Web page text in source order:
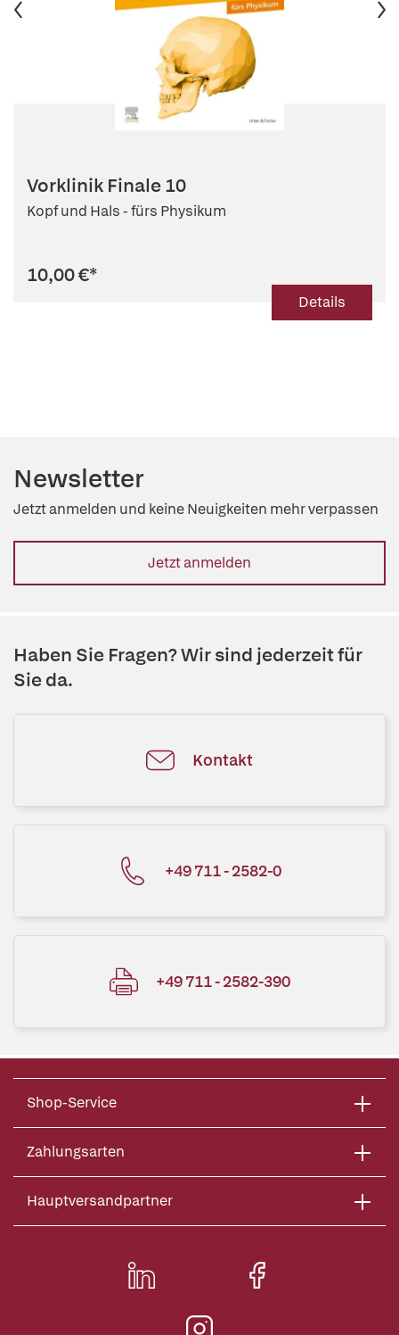
Vorklinik Finale 10
Kopf und Hals - fürs Physikum
10,00 €*
Details
Newsletter
Jetzt anmelden und keine Neuigkeiten mehr verpassen
Jetzt anmelden
Haben Sie Fragen? Wir sind jederzeit für
Sie da.
Kontakt
+49 711 - 2582-0
+49 711 - 2582-390
Shop-Service
Zahlungsarten
Hauptversandpartner